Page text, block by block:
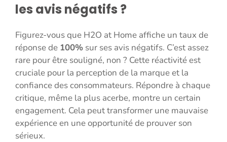
les avis négatifs ?
Figurez-vous que H2O at Home affiche un taux de
réponse de 100% sur ses avis négatifs. C’est assez
rare pour être souligné, non ? Cette réactivité est
cruciale pour la perception de la marque et la
confiance des consommateurs. Répondre à chaque
critique, même la plus acerbe, montre un certain
engagement. Cela peut transformer une mauvaise
expérience en une opportunité de prouver son
sérieux.